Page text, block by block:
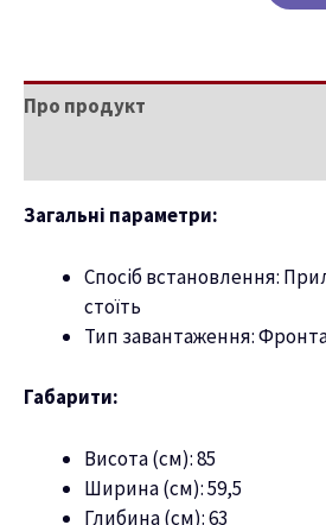
Про продукт
Загальні параметри:
Спосіб встановлення:
стоїть
Тип завантаження:
Габарити:
Висота (см): 85
Ширина (см): 59,5
Глибина (см): 63